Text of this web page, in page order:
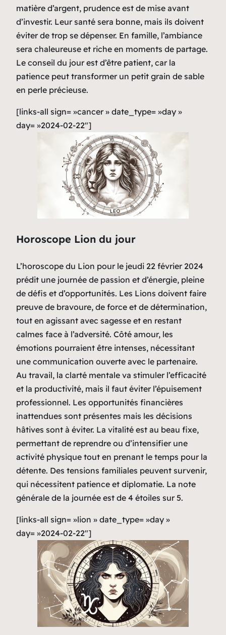
matière d’argent, prudence est de mise avant
d’investir. Leur santé sera bonne, mais ils doivent
éviter de trop se dépenser. En famille, l’ambiance
sera chaleureuse et riche en moments de partage.
Le conseil du jour est d’être patient, car la
patience peut transformer un petit grain de sable
en perle précieuse.
[links-all sign= »cancer » date_type= »day »
day= »2024-02-22″]
Horoscope Lion du jour
L’horoscope du Lion pour le jeudi 22 février 2024
prédit une journée de passion et d’énergie, pleine
de défis et d’opportunités. Les Lions doivent faire
preuve de bravoure, de force et de détermination,
tout en agissant avec sagesse et en restant
calmes face à l’adversité. Côté amour, les
émotions pourraient être intenses, nécessitant
une communication ouverte avec le partenaire.
Au travail, la clarté mentale va stimuler l’efficacité
et la productivité, mais il faut éviter l’épuisement
professionnel. Les opportunités financières
inattendues sont présentes mais les décisions
hâtives sont à éviter. La vitalité est au beau fixe,
permettant de reprendre ou d’intensifier une
activité physique tout en prenant le temps pour la
détente. Des tensions familiales peuvent survenir,
qui nécessitent patience et diplomatie. La note
générale de la journée est de 4 étoiles sur 5.
[links-all sign= »lion » date_type= »day »
day= »2024-02-22″]